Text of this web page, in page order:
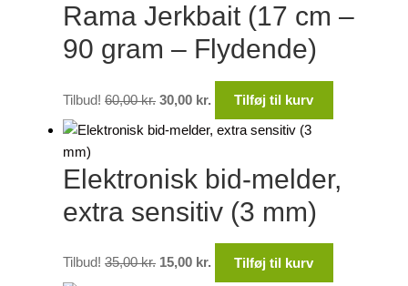
Rama Jerkbait (17 cm –
90 gram – Flydende)
Tilbud! 60,00kr.
pris
60,00 kr..
30,00 kr.
pris
30,00 kr..
Tilføj til kurv
Elektronisk bid-melder,
extra sensitiv (3 mm)
Tilbud! 35,00kr. 15,00 kr. Tilføj til kurv